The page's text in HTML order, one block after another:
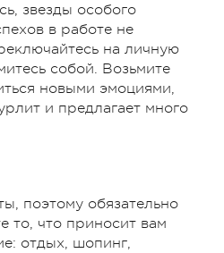
звезды особого
в работе не
на личную
собой. Возьмите
новыми эмоциями,
и предлагает много
поэтому обязательно
то, что приносит вам
отдых, шопинг,